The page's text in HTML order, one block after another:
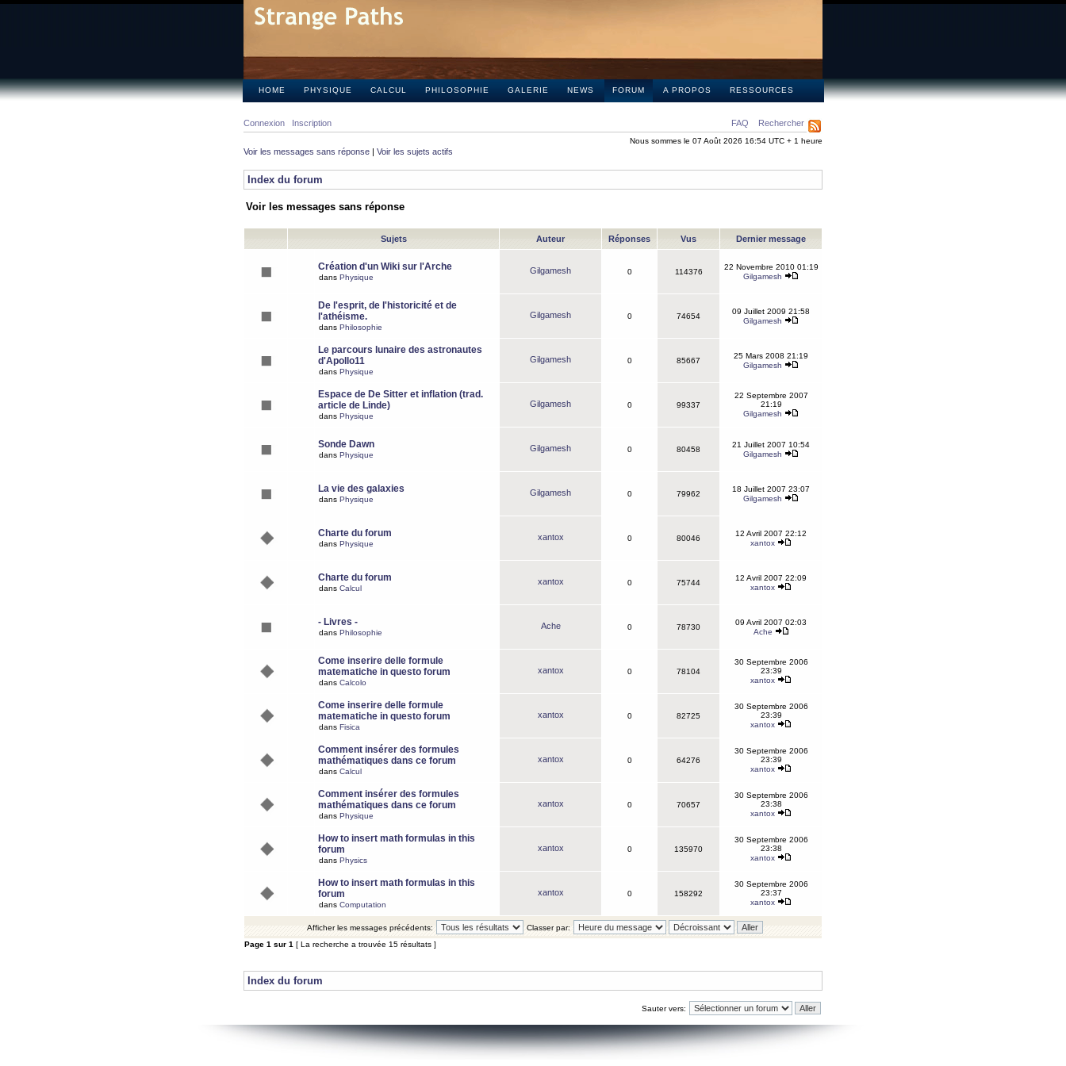
HOME PHYSIQUE CALCUL PHILOSOPHIE GALERIE NEWS FORUM A PROPOS RESSOURCES
FAQ Rechercher
Connexion Inscription
Nous sommes le 07 Août 2026 16:54 UTC + 1 heure
Voir les messages sans réponse | Voir les sujets actifs
Index du forum
Voir les messages sans réponse
Sujets Auteur Réponses Vus Dernier message
Création d'un Wiki sur l'Arche
dans Physique
Gilgamesh 0 114376
22 Novembre 2010 01:19
Gilgamesh
De l'esprit, de l'historicité et de
l'athéisme.
dans Philosophie
Gilgamesh 0 74654
09 Juillet 2009 21:58
Gilgamesh
Le parcours lunaire des astronautes
d'Apollo11
dans Physique
Gilgamesh 0 85667
25 Mars 2008 21:19
Gilgamesh
Espace de De Sitter et inflation (trad.
article de Linde)
dans Physique
Gilgamesh 0 99337
22 Septembre 2007
21:19
Gilgamesh
Sonde Dawn
dans Physique
Gilgamesh 0 80458
21 Juillet 2007 10:54
Gilgamesh
La vie des galaxies
dans Physique
Gilgamesh 0 79962
18 Juillet 2007 23:07
Gilgamesh
Charte du forum
dans Physique
xantox 0 80046
12 Avril 2007 22:12
xantox
Charte du forum
dans Calcul
xantox 0 75744
12 Avril 2007 22:09
xantox
- Livres -
dans Philosophie
Ache 0 78730
09 Avril 2007 02:03
Ache
Come inserire delle formule
matematiche in questo forum
dans Calcolo
xantox 0 78104
30 Septembre 2006
23:39
xantox
Come inserire delle formule
matematiche in questo forum
dans Fisica
xantox 0 82725
30 Septembre 2006
23:39
xantox
Comment insérer des formules
mathématiques dans ce forum
dans Calcul
xantox 0 64276
30 Septembre 2006
23:39
xantox
Comment insérer des formules
mathématiques dans ce forum
dans Physique
xantox 0 70657
30 Septembre 2006
23:38
xantox
How to insert math formulas in this
forum
dans Physics
xantox 0 135970
30 Septembre 2006
23:38
xantox
How to insert math formulas in this
forum
dans Computation
xantox 0 158292
30 Septembre 2006
23:37
xantox
Afficher les messages précédents:
Classer par:
Page 1 sur 1 [ La recherche a trouvée 15 résultats ]
Index du forum
Sauter vers: